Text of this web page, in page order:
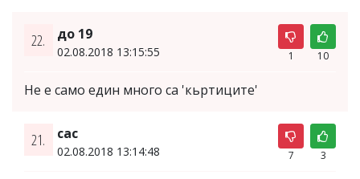
22. до 19
02.08.2018 13:15:55 1 10
Не е само един много са 'кьртиците'
21. сас
02.08.2018 13:14:48 7 3